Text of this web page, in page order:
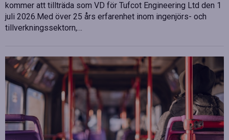
kommer att tillträda som VD för Tufcot Engineering Ltd den 1
juli 2026.Med över 25 års erfarenhet inom ingenjörs- och
tillverkningssektorn,…